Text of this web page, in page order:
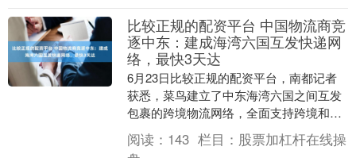
比较正规的配资平台 中国物流商竞
逐中东：建成海湾六国互发快递网
络，最快3天达
6月23日比较正规的配资平台，南都记者
获悉，菜鸟建立了中东海湾六国之间互发
包裹的跨境物流网络，全面支持跨境和本
地电商物流配送，最快3天即可送达。这是
继服务中国进....
阅读： 143 栏目： 股票加杠杆在线操